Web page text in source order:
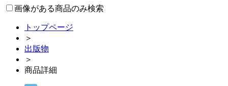
画像がある商品のみ検索
トップページ
＞
出版物
＞
商品詳細